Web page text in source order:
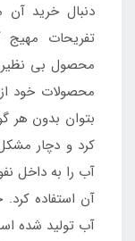
دنبال خرید آن
تفریحات مهیج
محصول بی
محصولات خود از
بتوان بدون هر
کرد و دچار
آب را به داخل
آن استفاده
آب تولید شده